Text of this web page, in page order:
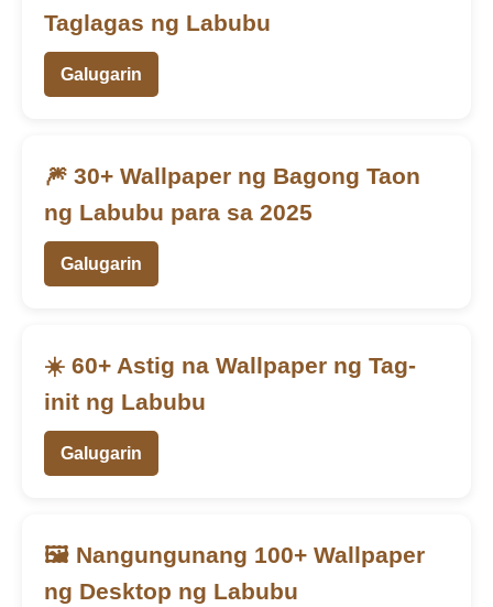
Taglagas ng Labubu
Galugarin
🎆 30+ Wallpaper ng Bagong Taon
ng Labubu para sa 2025
Galugarin
☀️ 60+ Astig na Wallpaper ng Tag-
init ng Labubu
Galugarin
🖼️ Nangungunang 100+ Wallpaper
ng Desktop ng Labubu